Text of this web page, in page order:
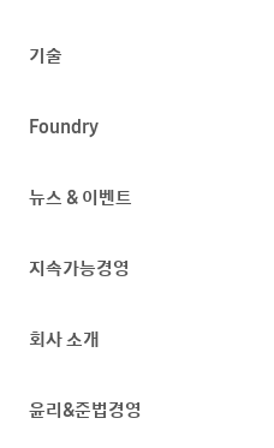
기술
Foundry
뉴스 & 이벤트
지속가능경영
회사 소개
윤리&준법경영